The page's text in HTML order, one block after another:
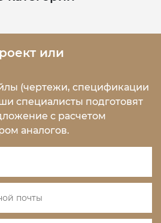
или
(чертежи, спецификации
специалисты подготовят
с расчетом
аналогов.